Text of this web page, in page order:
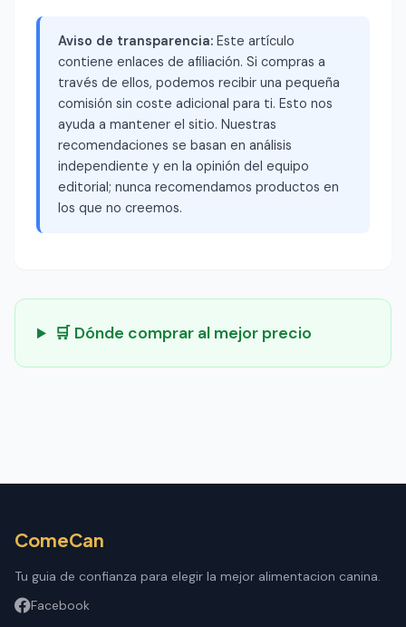
Aviso de transparencia: Este artículo
contiene enlaces de afiliación. Si compras a
través de ellos, podemos recibir una pequeña
comisión sin coste adicional para ti. Esto nos
ayuda a mantener el sitio. Nuestras
recomendaciones se basan en análisis
independiente y en la opinión del equipo
editorial; nunca recomendamos productos en
los que no creemos.
🛒 Dónde comprar al mejor precio
ComeCan
Tu guia de confianza para elegir la mejor alimentacion canina.
Facebook